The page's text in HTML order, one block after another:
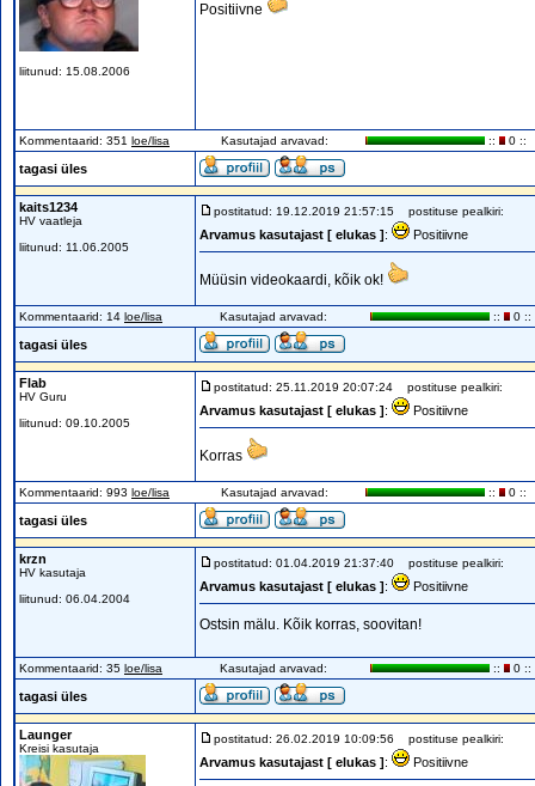
liitunud: 15.08.2006
Positiivne
Kommentaarid: 351 loe/lisa Kasutajad arvavad: :: 0 ::
tagasi üles
kaits1234
HV vaatleja
liitunud: 11.06.2005
postitatud: 19.12.2019 21:57:15 postituse pealkiri:
Arvamus kasutajast [ elukas ]: Positiivne
Müüsin videokaardi, kõik ok!
Kommentaarid: 14 loe/lisa Kasutajad arvavad: :: 0 ::
tagasi üles
Flab
HV Guru
liitunud: 09.10.2005
postitatud: 25.11.2019 20:07:24 postituse pealkiri:
Arvamus kasutajast [ elukas ]: Positiivne
Korras
Kommentaarid: 993 loe/lisa Kasutajad arvavad: :: 0 ::
tagasi üles
krzn
HV kasutaja
liitunud: 06.04.2004
postitatud: 01.04.2019 21:37:40 postituse pealkiri:
Arvamus kasutajast [ elukas ]: Positiivne
Ostsin mälu. Kõik korras, soovitan!
Kommentaarid: 35 loe/lisa Kasutajad arvavad: :: 0 ::
tagasi üles
Launger
Kreisi kasutaja
postitatud: 26.02.2019 10:09:56 postituse pealkiri:
Arvamus kasutajast [ elukas ]: Positiivne